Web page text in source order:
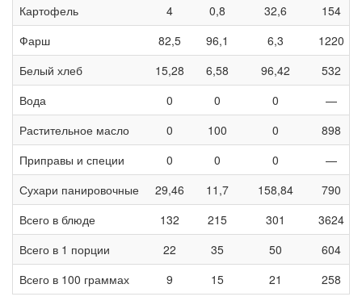
Картофель
4 0,8 32,6
154
Фарш
82,5 96,1 6,3
1220
Белый хлеб
15,28 6,58 96,42
532
Вода
0 0 0
—
Растительное масло
0 100 0
898
Приправы и специи
0 0 0
—
Сухари панировочные
29,46 11,7 158,84
790
Всего в блюде
132 215 301
3624
Всего в 1 порции
22 35 50
604
Всего в 100 граммах
9 15 21 258